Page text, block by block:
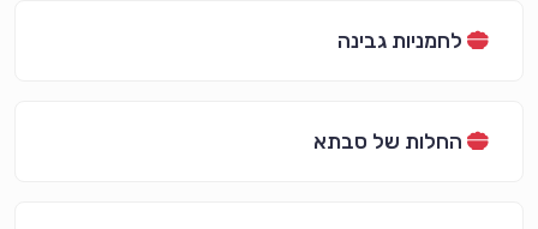
לחמניות גבינה
החלות של סבתא